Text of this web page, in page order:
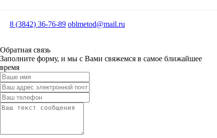
8 (3842) 36-76-89 oblmetod@mail.ru
Обратная связь
Заполните форму, и мы с Вами свяжемся в самое ближайшее
время